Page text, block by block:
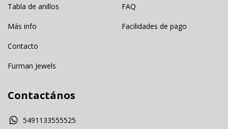
Tabla de anillos
Más info
Contacto
Furman Jewels
FAQ
Facilidades de pago
Contactános
5491133555525